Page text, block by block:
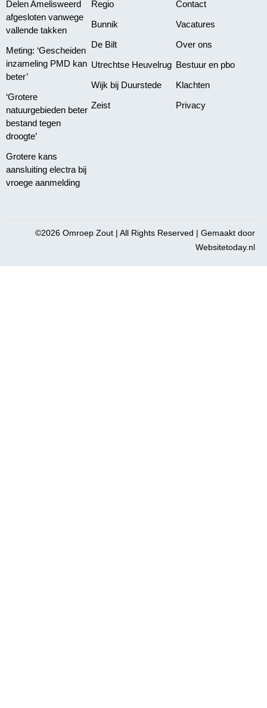
Delen Amelisweerd
afgesloten vanwege
vallende takken
Meting: ‘Gescheiden
inzameling PMD kan
beter’
‘Grotere
natuurgebieden beter
bestand tegen
droogte’
Grotere kans
aansluiting electra bij
vroege aanmelding
Regio
Bunnik
De Bilt
Utrechtse Heuvelrug
Wijk bij Duurstede
Zeist
Contact
Vacatures
Over ons
Bestuur en pbo
Klachten
Privacy
©2026 Omroep Zout | All Rights Reserved | Gemaakt door
Websitetoday.nl